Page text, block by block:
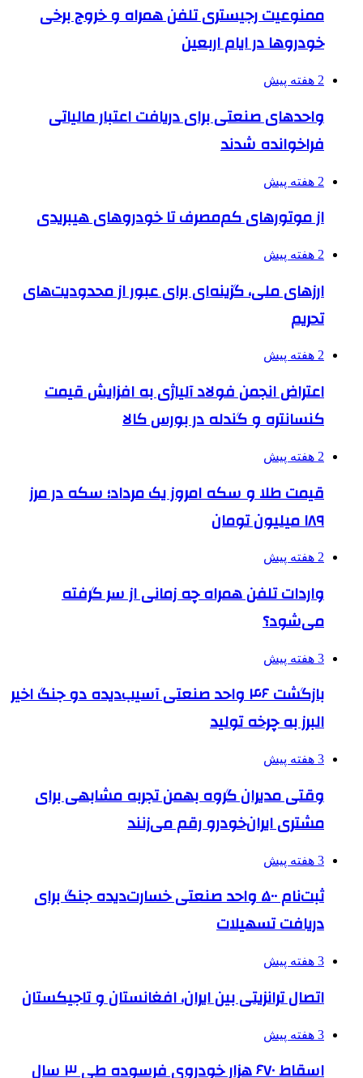
ممنوعیت رجیستری تلفن همراه و خروج برخی
خودروها در ایام اربعین
2 هفته پیش
واحدهای صنعتی برای دریافت اعتبار مالیاتی
فراخوانده شدند
2 هفته پیش
از موتورهای کم‌مصرف تا خودروهای هیبریدی
2 هفته پیش
ارزهای ملی، گزینه‌ای برای عبور از محدودیت‌های
تحریم
2 هفته پیش
اعتراض انجمن فولاد آلیاژی به افزایش قیمت
کنسانتره و گندله در بورس کالا
2 هفته پیش
قیمت طلا و سکه امروز یک مرداد؛ سکه در مرز
۱۸۹ میلیون تومان
2 هفته پیش
واردات تلفن همراه چه زمانی از سر گرفته
می‌شود؟
3 هفته پیش
بازگشت ۴۶ واحد صنعتی آسیب‌دیده دو جنگ اخیر
البرز به چرخه تولید
3 هفته پیش
وقتی مدیران گروه بهمن تجربه مشابهی برای
مشتری ایران‌خودرو رقم می‌زنند
3 هفته پیش
ثبت‌نام ۵۰۰ واحد صنعتی خسارت‌دیده جنگ برای
دریافت تسهیلات
3 هفته پیش
اتصال ترانزیتی بین ایران، افغانستان و تاجیکستان
3 هفته پیش
اسقاط ۶۷۰ هزار خودروی فرسوده طی ۳ سال